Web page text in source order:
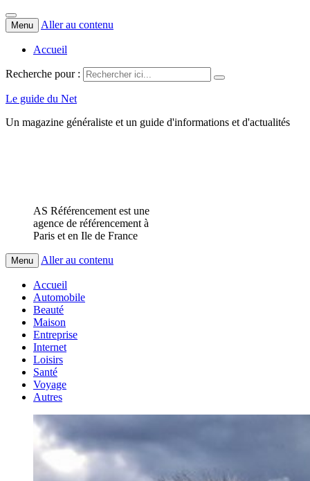
Menu Aller au contenu
Accueil
Recherche pour :
Le guide du Net
Un magazine généraliste et un guide d'informations et d'actualités
AS Référencement est une
agence de référencement à
Paris et en Ile de France
Menu Aller au contenu
Accueil
Automobile
Beauté
Maison
Entreprise
Internet
Loisirs
Santé
Voyage
Autres